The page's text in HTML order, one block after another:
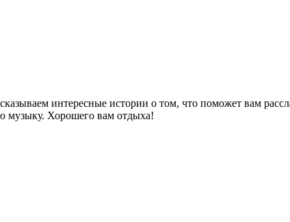
интересные истории о том, что поможет вам
музыку. Хорошего вам отдыха!